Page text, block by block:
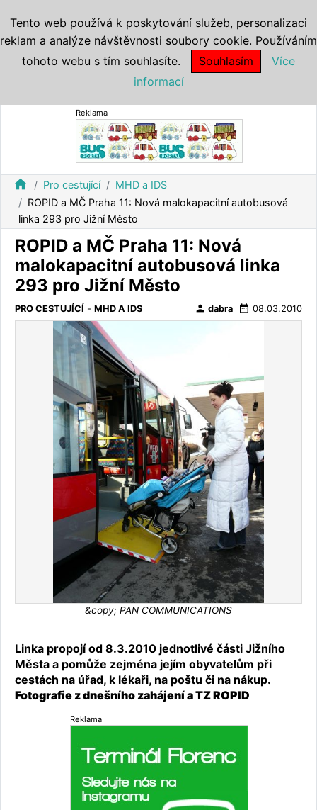
Reklama
home Pro cestující
MHD a IDS
ROPID a MČ Praha 11: Nová malokapacitní autobusová
linka 293 pro Jižní Město
ROPID a MČ Praha 11: Nová
malokapacitní autobusová linka
293 pro Jižní Město
PRO CESTUJÍCÍ - MHD A IDS person dabra date_range 08.03.2010
&copy; PAN COMMUNICATIONS
Linka propojí od 8.3.2010 jednotlivé části Jižního
Města a pomůže zejména jejím obyvatelům při
cestách na úřad, k lékaři, na poštu či na nákup.
Fotografie z dnešního zahájení a TZ ROPID
Reklama
Tento web používá k poskytování služeb, personalizaci
reklam a analýze návštěvnosti soubory cookie. Používáním
tohoto webu s tím souhlasíte.
Souhlasím
Více
informací